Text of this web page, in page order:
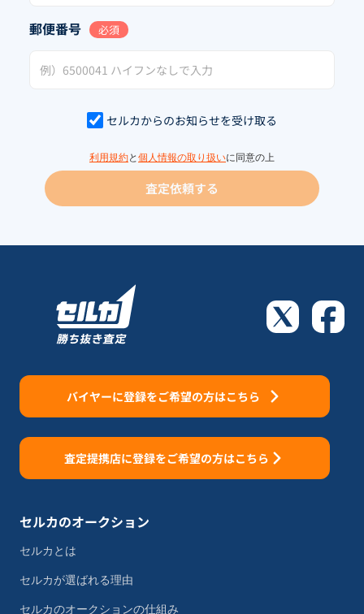
郵便番号 必須
セルカからのお知らせを受け取る
利用規約と 個人情報の取り扱いに同意の上
査定依頼する
バイヤーに登録をご希望の方はこちら
査定提携店に登録をご希望の方はこちら
セルカのオークション
セルカとは
セルカが選ばれる理由
セルカのオークションの仕組み